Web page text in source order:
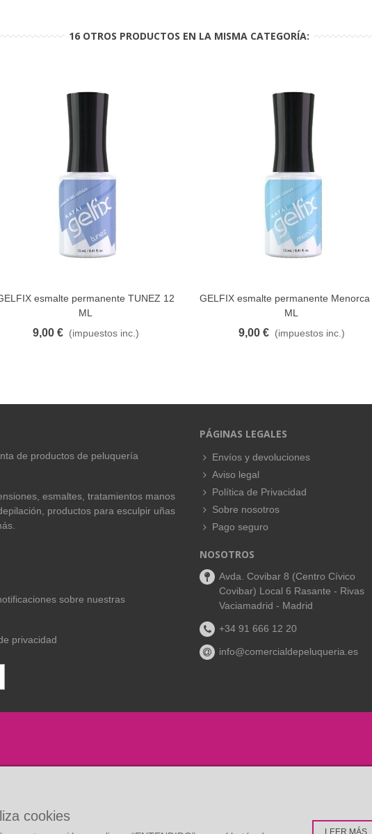
16 OTROS PRODUCTOS EN LA MISMA CATEGORÍA:
FAVORITO
esmalte permanente TUNEZ 12
ML
9,00 € (impuestos inc.)
FAVORITO
GELFIX esmalte permanente Menorca
ML
9,00 € (impuestos inc.)
de productos de peluquería
esmaltes, tratamientos manos
productos para esculpir uñas
sobre nuestras
privacidad
PÁGINAS LEGALES
Envíos y devoluciones
Aviso legal
Política de Privacidad
Sobre nosotros
Pago seguro
NOSOTROS
Avda. Covibar 8 (Centro Cívico
Covibar) Local 6 Rasante - Rivas
Vaciamadrid - Madrid
+34 91 666 12 20
info@comercialdepeluqueria.es
cookies
LEER MÁS